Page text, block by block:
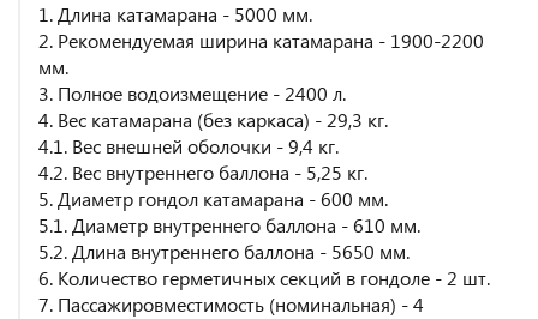
1. Длина катамарана - 5000 мм.
2. Рекомендуемая ширина катамарана - 1900-2200
мм.
3. Полное водоизмещение - 2400 л.
4. Вес катамарана (без каркаса) - 29,3 кг.
4.1. Вес внешней оболочки - 9,4 кг.
4.2. Вес внутреннего баллона - 5,25 кг.
5. Диаметр гондол катамарана - 600 мм.
5.1. Диаметр внутреннего баллона - 610 мм.
5.2. Длина внутреннего баллона - 5650 мм.
6. Количество герметичных секций в гондоле - 2 шт.
7. Пассажировместимость (номинальная) - 4